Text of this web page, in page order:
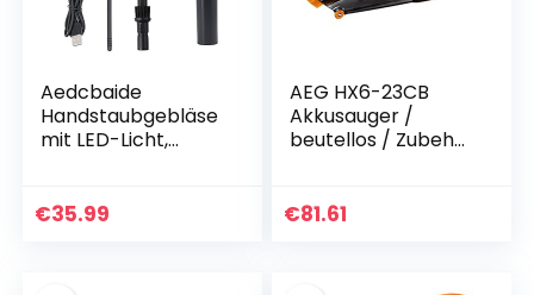
Aedcbaide
Handstaubgebläse
mit LED-Licht,
Typ-C-
€35.99
AEG HX6-23CB
Akkusauger /
beutellos / Zubehör
ausziehbare
€81.61